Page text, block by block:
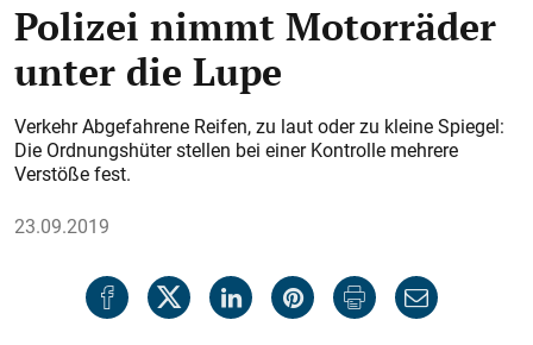
Polizei nimmt Motorräder
unter die Lupe
Verkehr Abgefahrene Reifen, zu laut oder zu kleine Spiegel:
Die Ordnungshüter stellen bei einer Kontrolle mehrere
Verstöße fest.
23.09.2019